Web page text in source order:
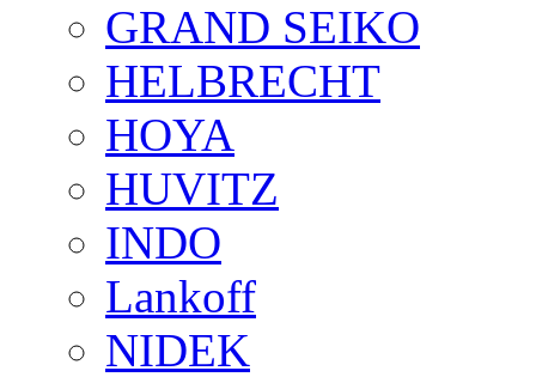
GRAND SEIKO
HELBRECHT
HOYA
HUVITZ
INDO
Lankoff
NIDEK